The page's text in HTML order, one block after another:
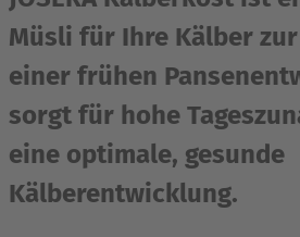
Müsli für Ihre Kälber
einer frühen
sorgt für hohe
eine optimale, gesunde
Kälberentwicklung.